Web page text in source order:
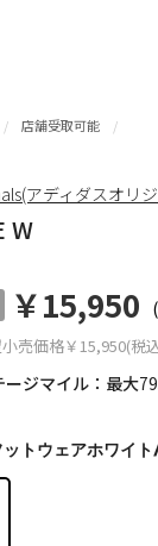
ージマイル：最大
店舗受取可能
W
売価格￥15,950(税
￥15,950
トウェアホワイ
アディダスオリ